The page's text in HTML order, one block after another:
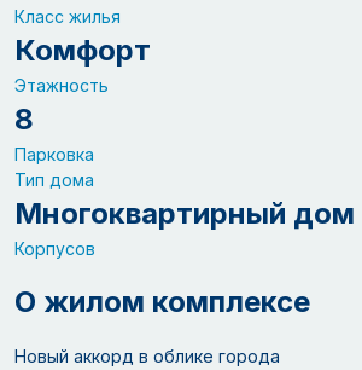
О жилом комплексе
Новый аккорд в облике города
Класс жилья
Комфорт
Этажность
8
Парковка
Тип дома
Многоквартирный дом
Корпусов